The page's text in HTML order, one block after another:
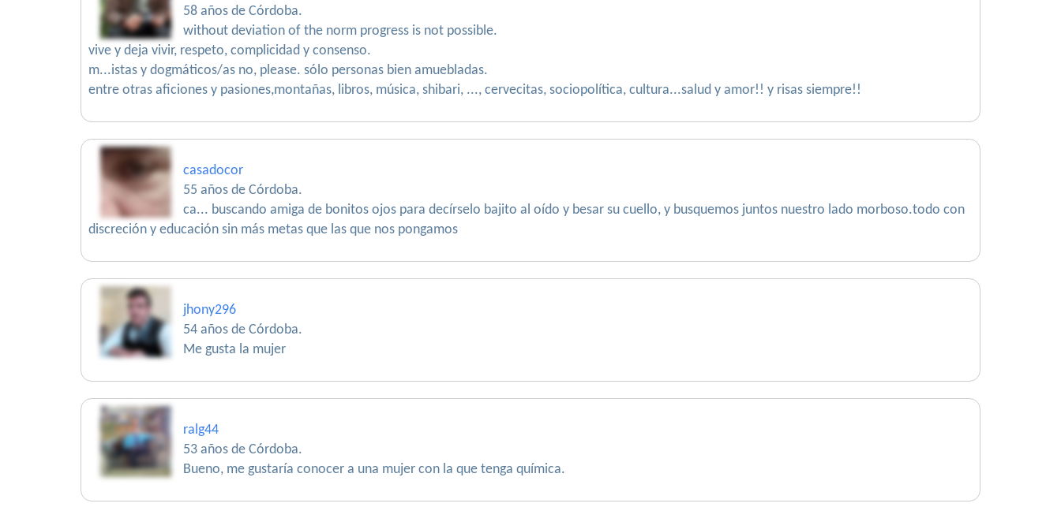
58 años de Córdoba.
without deviation of the norm progress is not possible.
vive y deja vivir, respeto, complicidad y consenso.
m...istas y dogmáticos/as no, please. sólo personas bien amuebladas.
entre otras aficiones y pasiones,montañas, libros, música, shibari, ..., cervecitas, sociopolítica, cultura...salud y amor!! y risas siempre!!
casadocor
55 años de Córdoba.
ca... buscando amiga de bonitos ojos para decírselo bajito al oído y besar su cuello, y busquemos juntos nuestro lado morboso.todo con
discreción y educación sin más metas que las que nos pongamos
jhony296
54 años de Córdoba.
Me gusta la mujer
ralg44
53 años de Córdoba.
Bueno, me gustaría conocer a una mujer con la que tenga química.